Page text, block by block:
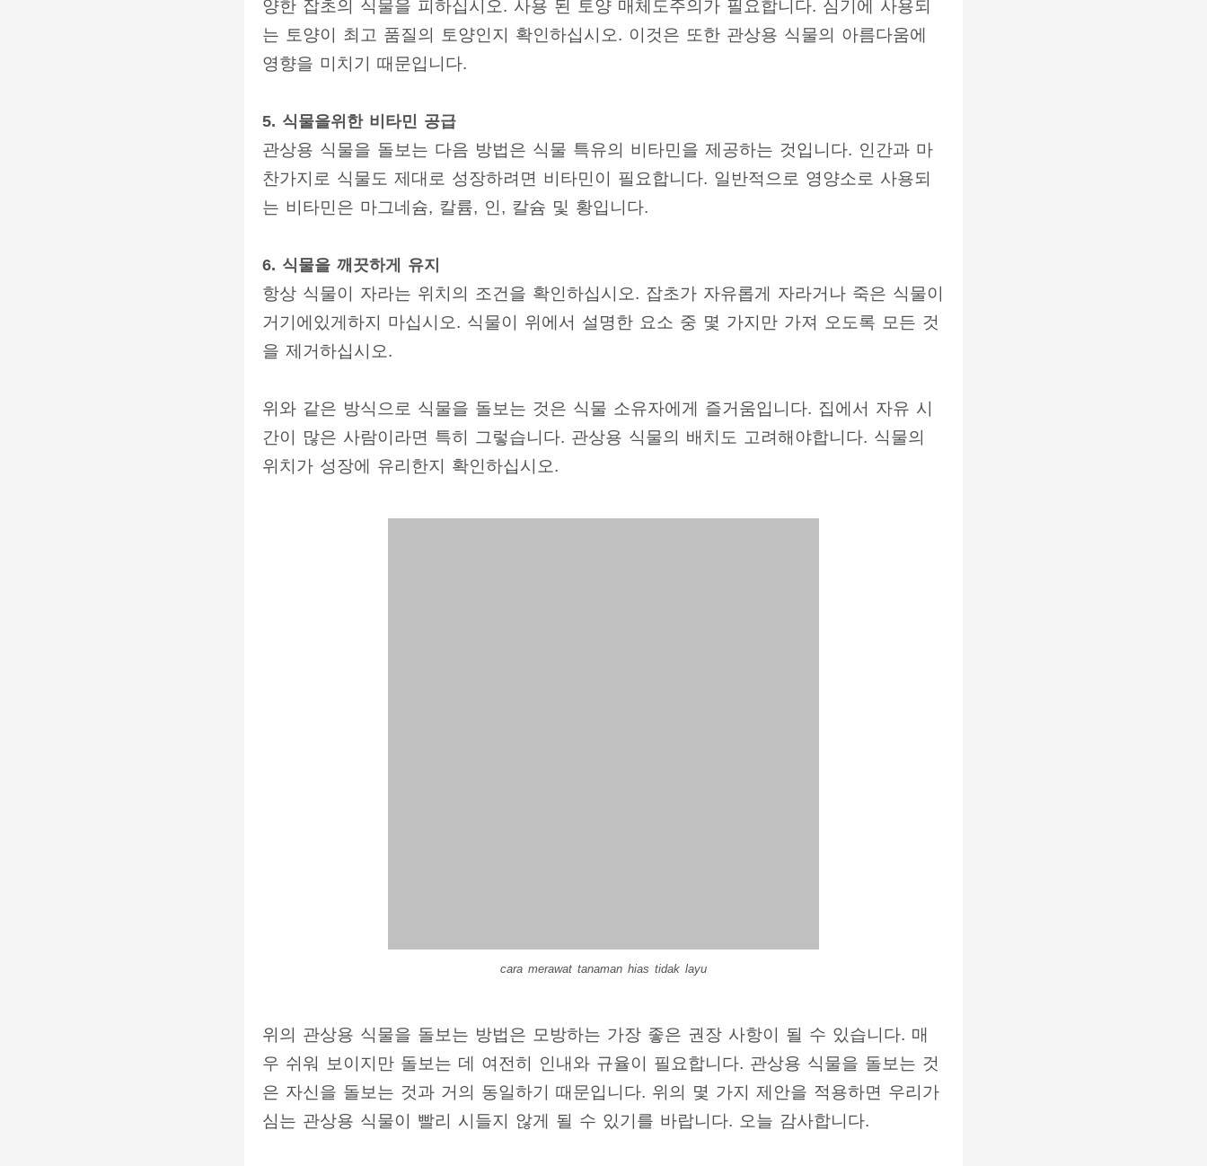
양한 잡초의 식물을 피하십시오. 사용 된 토양 매체도주의가 필요합니다. 심기에 사용되
는 토양이 최고 품질의 토양인지 확인하십시오. 이것은 또한 관상용 식물의 아름다움에
영향을 미치기 때문입니다.
5. 식물을위한 비타민 공급
관상용 식물을 돌보는 다음 방법은 식물 특유의 비타민을 제공하는 것입니다. 인간과 마
찬가지로 식물도 제대로 성장하려면 비타민이 필요합니다. 일반적으로 영양소로 사용되
는 비타민은 마그네슘, 칼륨, 인, 칼슘 및 황입니다.
6. 식물을 깨끗하게 유지
항상 식물이 자라는 위치의 조건을 확인하십시오. 잡초가 자유롭게 자라거나 죽은 식물이
거기에있게하지 마십시오. 식물이 위에서 설명한 요소 중 몇 가지만 가져 오도록 모든 것
을 제거하십시오.
위와 같은 방식으로 식물을 돌보는 것은 식물 소유자에게 즐거움입니다. 집에서 자유 시
간이 많은 사람이라면 특히 그렇습니다. 관상용 식물의 배치도 고려해야합니다. 식물의
위치가 성장에 유리한지 확인하십시오.
cara merawat tanaman hias tidak layu
위의 관상용 식물을 돌보는 방법은 모방하는 가장 좋은 권장 사항이 될 수 있습니다. 매
우 쉬워 보이지만 돌보는 데 여전히 인내와 규율이 필요합니다. 관상용 식물을 돌보는 것
은 자신을 돌보는 것과 거의 동일하기 때문입니다. 위의 몇 가지 제안을 적용하면 우리가
심는 관상용 식물이 빨리 시들지 않게 될 수 있기를 바랍니다. 오늘 감사합니다.